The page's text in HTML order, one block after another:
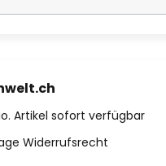
Artikel sofort verfügbar
Widerrufsrecht